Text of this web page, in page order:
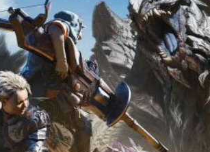
าจึงไม่เลือกที่จะลงแพลตฟอร์มใด
" การไม่เลือกวางจำหน่ายเฉพาะแพลตฟอร์ม
ทำให้ Capcom กระตือรือร้นนำระบบ
ใน Wilds "คุณจะได้เลือกแพลตฟอร์มที่
คุณสามารถออนไลน์และล่าร่วมกับเพื่อน ๆ
สริม ตั้งแต่ Monster Hunter: World ช่วยให้
ระสบความสำเร็จเป็นอย่างสูงใน PC…
Monster Hunter Wilds ผจญ
ใหม่แบบไร้ขีดจำกัด ! พร้อมคุยกับ
าทางทีมงานก็ได้แอบไปซุ่มร่วมทดสอบเกม
Wilds' ซึ่งเป็นภาคต่อของซีรีส์สุดฮิตที่ครอง
นักล่าทั่วทุกมุมโลกในยุคปัจจุบันกันแบบเงียบ
วเกมภาคหลักที่พัฒนาทั้งทางด้านกราฟิก,
ยละเอียดที่ต่อยอดมาจาก Monster Hunter
Hunter World : Iceborne ได้อย่างลงตัว
days ago